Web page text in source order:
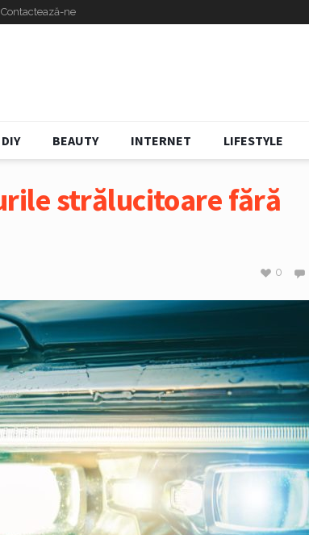
Contactează-ne
DIY BEAUTY INTERNET LIFESTYLE
strălucitoare fără
0